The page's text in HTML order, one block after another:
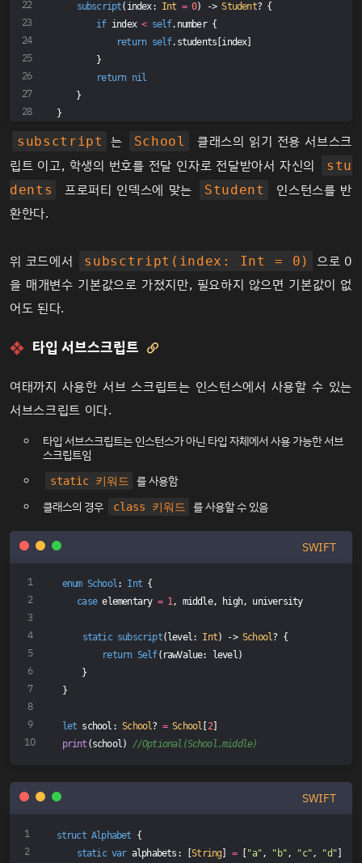
subscript(index: Int = 0) -> Student? {
if index < self.number {
return self.students[index]
        }
return nil
    }
}
let highSchool: School = School
()
highSchool.addStudents(names: "서근", "철수", "민지", "훈이" ,
print
(highSchool[]? .name)
subsctript 는 School
클래스의 읽기 전용 서브스크
립트 이고, 학생의 번호를 전달 인자로 전달받아서 자신의
stu
dents
프로퍼티 인덱스에 맞는 Student
인스턴스를 반
환한다.
위 코드에서 subsctript(index: Int = 0)
으로 0
을 매개변수 기본값으로 가졌지만, 필요하지 않으면 기본값이 없
어도 된다.
타입 서브스크립트 
여태까지 사용한 서브 스크립트는 인스턴스에서 사용할 수 있는
서브스크립트 이다.
타입 서브스크립트는 인스턴스가 아닌 타입 자체에서 사용 가능한 서브
스크립트임
static 키워드
를 사용함
클래스의 경우
class 키워드 를 사용할 수 있음
SWIFT
enum School: Int {
case elementary = 1, middle, high, university
static subscript(level: Int) -> School? {
return Self(rawValue: level)
    }
}
let school: School? = School 2]
print (school) //Optional(School.middle)
SWIFT
struct Alphabet {
static var alphabets: [String] = ["a", "b", "c", "d"]